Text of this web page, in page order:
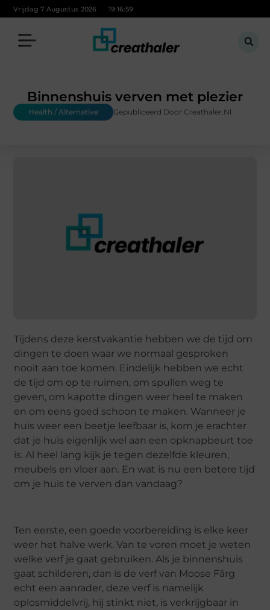
Vrijdag 7 Augustus 2026 19:17:00
Binnenshuis verven met plezier
Health / Alternative Gepubliceerd Door Creathaler.nl
Tijdens deze kerstvakantie hebben we de tijd om
dingen te doen waar we normaal gesproken
nooit aan toe komen. Eindelijk hebben we echt
de tijd om op te ruimen, om spullen weg te
geven, om kapotte dingen weer heel te maken
en om eens goed schoon te maken. Wanneer je
huis weer een beetje leefbaar is, kom je erachter
dat je huis eigenlijk wel aan een opknapbeurt toe
is. Al heel lang kijk je tegen dezelfde kleuren,
meubels en vloer aan. En wat is nu een betere tijd
om je huis te verven dan vandaag?
Ten eerste, een goede voorbereiding is elke keer
weer het halve werk. Van te voren moet je weten
welke verf je gaat gebruiken. Als je binnenshuis
gaat schilderen, dan is de verf van Moose Färg
echt een aanrader, deze verf is namelijk
oplosmiddelvrij, hij stinkt niet, is verkrijgbaar in